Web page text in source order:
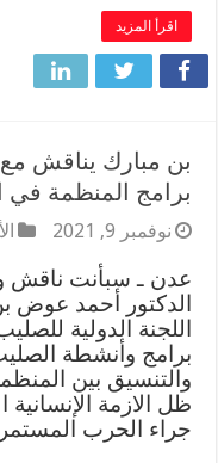
اقرأ المزيد
بن مبارك يناقش مع
برامج المنظمة في
نوفمبر 9, 2021
عدن ـ سبأنت ناقش
الدكتور أحمد عوض
اللجنة الدولية
برامج وأنشطة
والتنسيق بين
ظل الازمة
جراء الحرب